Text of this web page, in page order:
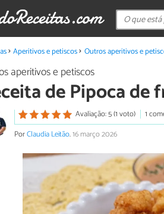
Aperitivos e petiscos Outros aperitivos e
aperitivos e petiscos
de Pipoca de
Avaliação: 5 (1 voto)
1
PorClaudia Leitão.16 março 2026